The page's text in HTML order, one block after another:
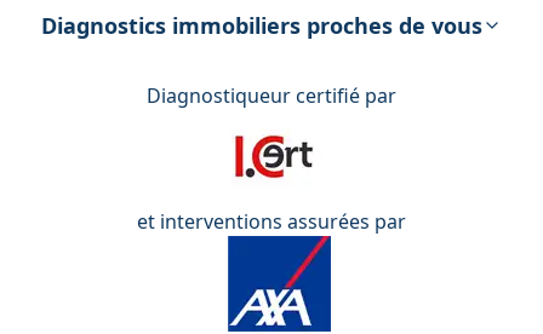
énergétique
Diagnostics immobiliers proches de vous
Diagnostiqueur certifié par
et interventions assurées par